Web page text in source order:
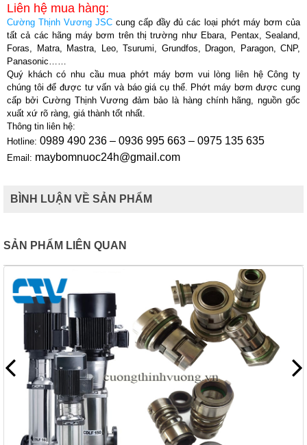
Liên hệ mua hàng:
Cường Thịnh Vương JSC cung cấp đầy đủ các loại phớt máy bơm của
tất cả các hãng máy bơm trên thị trường như Ebara, Pentax, Sealand,
Foras, Matra, Mastra, Leo, Tsurumi, Grundfos, Dragon, Paragon, CNP,
Panasonic……
Quý khách có nhu cầu mua phớt máy bơm vui lòng liên hệ Công ty
chúng tôi để được tư vấn và báo giá cụ thể. Phớt máy bơm được cung
cấp bởi Cường Thịnh Vương đảm bảo là hàng chính hãng, nguồn gốc
xuất xứ rõ ràng, giá thành tốt nhất.
Thông tin liên hệ:
Hotline: 0989 490 236 – 0936 995 663 – 0975 135 635
Email: maybomnuoc24h@gmail.com
BÌNH LUẬN VỀ SẢN PHẨM
SẢN PHẨM LIÊN QUAN